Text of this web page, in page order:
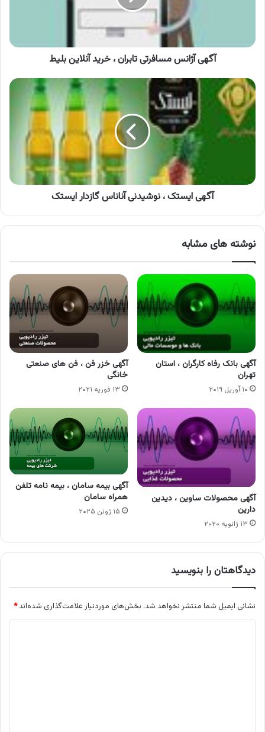
آگهی آژانس مسافرتی تابران ، خرید آنلاین بلیط
آگهی
ایستک
،
نوشیدنی
آناناس
آگهی ایستک ، نوشیدنی آناناس گازدار ایستک
نوشته های مشابه
آگهی بانک رفاه کارگران ، استان
تهران
۱۰ آوریل ۲۰۱۹
آگهی خزر فن ، فن های صنعتی
خانگی
۱۳ فوریه ۲۰۲۱
آگهی محصولات ساوین ، دیدین
دارین
۱۳ ژانویه ۲۰۲۰
آگهی بیمه سامان ، بیمه نامه تلفن
همراه سامان
۱۵ ژوئن ۲۰۲۵
دیدگاهتان را بنویسید
نشانی ایمیل شما منتشر نخواهد شد. بخش‌های موردنیاز علامت‌گذاری شده‌اند*